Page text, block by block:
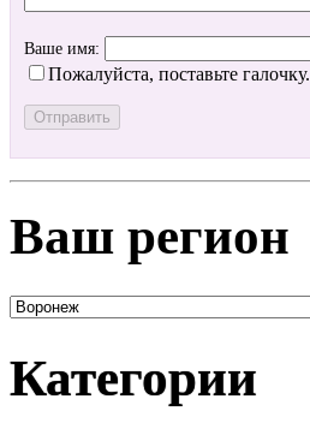
Ваше имя:
Пожалуйста, поставьте галочку.
Ваш регион
Категории